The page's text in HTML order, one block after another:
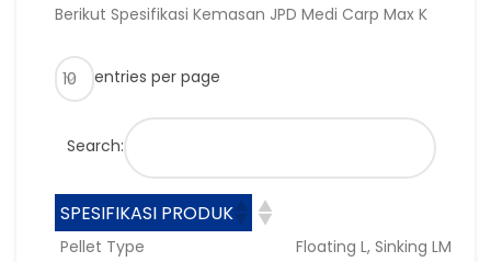
Berikut Spesifikasi Kemasan JPD Medi Carp Max K
entries per page
Search:
SPESIFIKASI PRODUK
Pellet Type
Floating L, Sinking LM